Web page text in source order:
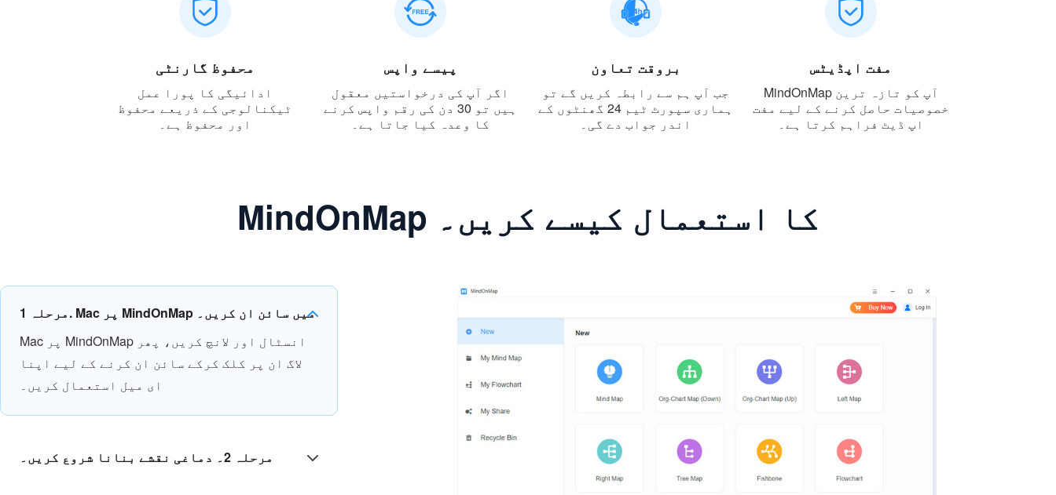
محفوظ گارنٹی
ادائیگی کا پورا عمل
ٹیکنالوجی کے ذریعے محفوظ
اور محفوظ ہے۔
پیسے واپس
اگر آپ کی درخواستیں معقول
ہیں تو 30 دن کی رقم واپس کرنے
کا وعدہ کیا جاتا ہے۔
بروقت تعاون
جب آپ ہم سے رابطہ کریں گے تو
ہماری سپورٹ ٹیم 24 گھنٹوں کے
اندر جواب دے گی۔
مفت اپڈیٹس
MindOnMap آپ کو تازہ ترین
خصوصیات حاصل کرنے کے لیے مفت
اپ ڈیٹ فراہم کرتا ہے۔
MindOnMap کا استعمال کیسے کریں۔
مرحلہ 1. Mac پر MindOnMap میں سائن ان کریں۔
Mac پر MindOnMap انسٹال اور لانچ کریں، پھر
لاگ ان پر کلک کرکے سائن ان کرنے کے لیے اپنا
ای میل استعمال کریں۔
مرحلہ 2۔ دماغی نقشے بنانا شروع کریں۔